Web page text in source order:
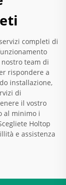
completi di
team di
rispondere a
installazione,
di
il vostro
al minimo i
Holtop
e assistenza